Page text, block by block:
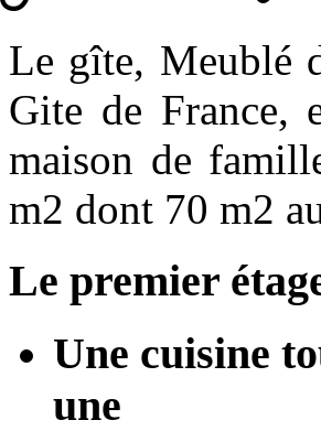
Le gîte, Meublé
Gite de France,
maison de
m2 dont 70 m2
Le premier
Une cuisine